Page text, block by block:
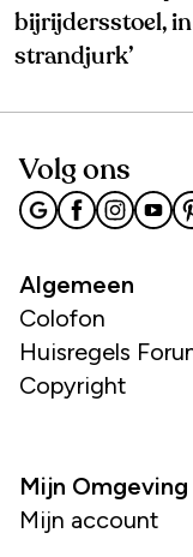
bijrijdersstoel, in
strandjurk’
Volg ons
Algemeen
Colofon
Huisregels
Copyright
Mijn Omgeving
Mijn account